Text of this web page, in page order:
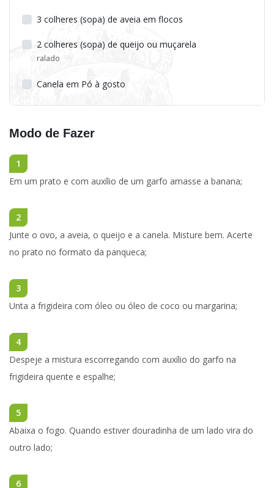
3 colheres (sopa) de aveia em flocos
2 colheres (sopa) de queijo ou muçarela
ralado
Canela em Pó à gosto
Modo de Fazer
1
Em um prato e com auxílio de um garfo amasse a banana;
2
Junte o ovo, a aveia, o queijo e a canela. Misture bem. Acerte
no prato no formato da panqueca;
3
Unta a frigideira com óleo ou óleo de coco ou margarina;
4
Despeje a mistura escorregando com auxílio do garfo na
frigideira quente e espalhe;
5
Abaixa o fogo. Quando estiver douradinha de um lado vira do
outro lado;
6